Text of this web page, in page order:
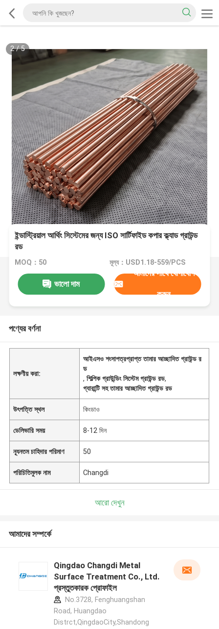
2/5
ইন্ডাস্ট্রিয়াল আর্থিং সিস্টেমের জন্য ISO সার্টিফাইড কপার ক্ল্যাড গ্রাউন্ড
রড
MOQ：50 মূল্য：USD1.18-559/PCS
ভালো দাম
আমাদের সাথে যোগাযোগ
করুন
পণ্যের বর্ণনা
লক্ষণীয় করা:
আইএসও শংসাপত্রপ্রাপ্ত তামার আচ্ছাদিত গ্রাউন্ড র
ড
,শিল্পিক গ্রাউন্ডিং সিস্টেম গ্রাউন্ড রড,
গ্যারান্টি সহ তামার আচ্ছাদিত গ্রাউন্ড রড
উৎপত্তি স্থল কিংডাও
ডেলিভারি সময় 8-12 দিন
ন্যূনতম চাহিদার পরিমাণ 50
পরিচিতিমুলক নাম Changdi
আরো দেখুন
আমাদের সম্পর্কে
Qingdao Changdi Metal
Surface Treatment Co., Ltd.
প্রস্তুতকারক প্রোফাইল
No.3728, Fenghuangshan
Road, Huangdao
Distrct,QingdaoCity,Shandong